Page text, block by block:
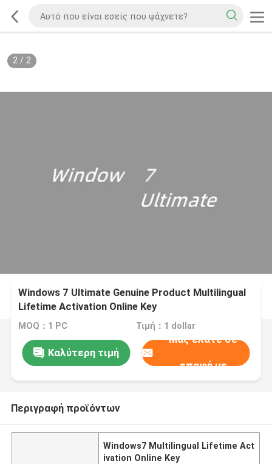
2/ 2
Windows 7 Ultimate Genuine Product Multilingual
Lifetime Activation Online Key
MOQ：1 PC Τιμή：1 dollar
Καλύτερη τιμή
Μας ελάτε σε
επαφή με
Περιγραφή προϊόντων
Windows7 Multilingual Lifetime Act
ivation Online Key